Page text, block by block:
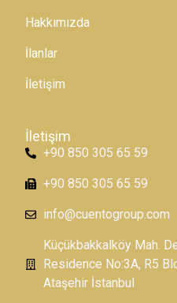
Hakkımızda
İlanlar
İletişim
İletişim
+90 850 305 65 59
+90 850 305 65 59
info@cuentogroup.com
Küçükbakkalköy Mah.
Residence No:3A, R5
Ataşehir İstanbul